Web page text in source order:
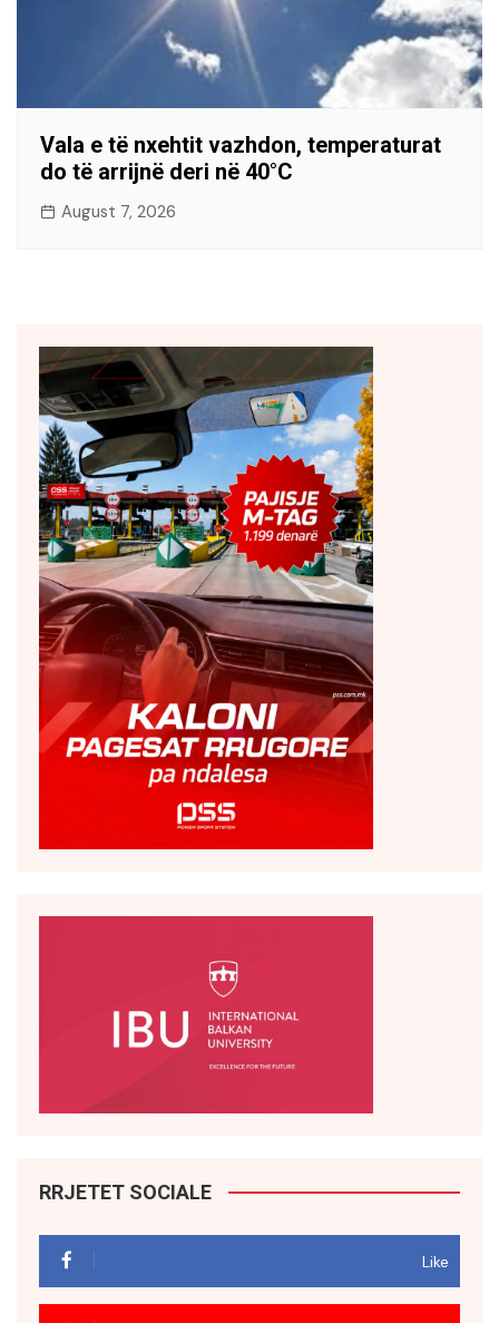
Vala e të nxehtit vazhdon, temperaturat
do të arrijnë deri në 40°C
August 7, 2026
RRJETET SOCIALE
Like